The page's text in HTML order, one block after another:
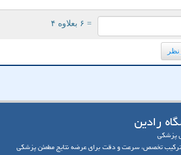
= ۶ بعلاوه ۴
رادین
پزشکی
ترکیب تخصص، سرعت و دقت برای عرضه نتایج مطمئن پزشکی